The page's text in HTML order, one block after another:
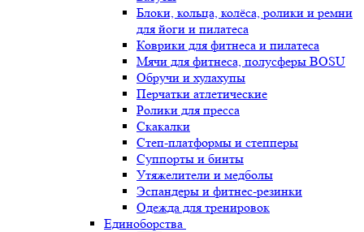
Блоки, кольца, колёса, ролики и ремни
для йоги и пилатеса
Коврики для фитнеса и пилатеса
Мячи для фитнеса, полусферы BOSU
Обручи и хулахупы
Перчатки атлетические
Ролики для пресса
Скакалки
Степ-платформы и степперы
Суппорты и бинты
Утяжелители и медболы
Эспандеры и фитнес-резинки
Одежда для тренировок
Единоборства